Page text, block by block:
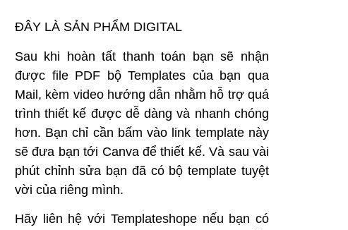
ĐÂY LÀ SẢN PHẨM DIGITAL
Sau khi hoàn tất thanh toán bạn sẽ nhận
được file PDF bộ Templates của bạn qua
Mail, kèm video hướng dẫn nhằm hỗ trợ quá
trình thiết kế được dễ dàng và nhanh chóng
hơn. Bạn chỉ cần bấm vào link template này
sẽ đưa bạn tới Canva để thiết kế. Và sau vài
phút chỉnh sửa bạn đã có bộ template tuyệt
vời của riêng mình.
Hãy liên hệ với Templateshope nếu bạn có